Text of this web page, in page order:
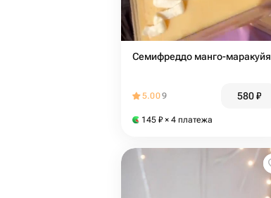
Семифреддо манго-маракуйя
5.009 580₽
145 ₽ × 4 платежа